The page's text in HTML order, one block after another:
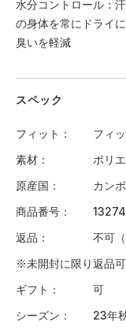
水分コントロール：
の身体を常にドライ
臭いを軽減
スペック
フィット
フィ
素材
ポリ
原産国
カン
商品番号
返品
不可
※未開封に限り返品
ギフト
可
シーズン
23年